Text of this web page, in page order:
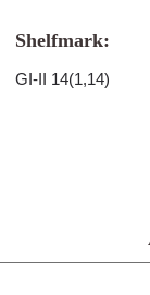
Shelfmark:
GI-II 14(1,14)